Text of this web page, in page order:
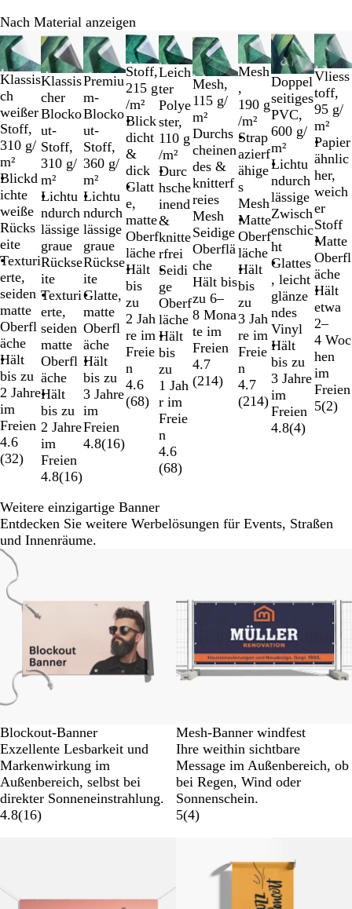
Nach Material anzeigen
Neue Optionen
Klassis
ch
weißer
Stoff,
310 g/
m²
Blickd
ichte
weiße
Rücks
eite
Texturi
erte,
seiden
matte
Oberfl
äche
Hält
bis zu
2 Jahre
im
Freien
4.6
(32)
Klassis
cher
Blocko
ut-
Stoff,
310 g/
m²
Lichtu
ndurch
lässige
graue
Rückse
ite
Texturi
erte,
seiden
matte
Oberfl
äche
Hält
bis zu
2 Jahre
im
Freien
4.8(16)
Premiu
m-
Blocko
ut-
Stoff,
360 g/
m²
Lichtu
ndurch
lässige
graue
Rückse
ite
Glatte,
matte
Oberfl
äche
Hält
bis zu
3 Jahre
im
Freien
4.8(16)
Stoff,
215 g
/m²
Blick
dicht
&
dick
Glatt
e,
matte
Oberf
läche
Hält
bis
zu
2 Jah
re im
Freie
n
4.6
(68)
Leich
ter
Polye
ster,
110 g
/m²
Durc
hsche
inend
&
knitte
rfrei
Seidi
ge
Oberf
läche
Hält
bis
zu
1 Jah
r im
Freie
n
4.6
(68)
Mesh,
115 g/
m²
Durchs
cheinen
des &
knitterf
reies
Mesh
Seidige
Oberflä
che
Hält bis
zu 6–
8 Mona
te im
Freien
4.7
(214)
Mesh
,
190 g
/m²
Strap
azierf
ähige
s
Mesh
Matte
Oberf
läche
Hält
bis
zu
3 Jah
re im
Freie
n
4.7
(214)
Neue
Doppel
seitiges
PVC,
600 g/
m²
Lichtu
ndurch
lässige
Zwisch
enschic
ht
Glattes
, leicht
glänze
ndes
Vinyl
Hält
bis zu
3 Jahre
im
Freien
4.8(4)
Neue
Vliess
toff,
95 g/
m²
Papier
ähnlic
her,
weich
er
Stoff
Matte
Oberfl
äche
Hält
etwa
2–
4 Woc
hen
im
Freien
5(2)
Galeriebilder
1
bis
2
von
9
Weitere einzigartige Banner
Entdecken Sie weitere Werbelösungen für Events, Straßen
und Innenräume.
Neue Optionen
Blockout-Banner
Exzellente Lesbarkeit und
Markenwirkung im
Außenbereich, selbst bei
direkter Sonneneinstrahlung.
4.8(16)
Mesh-Banner windfest
Ihre weithin sichtbare
Message im Außenbereich, ob
bei Regen, Wind oder
Sonnenschein.
5(4)